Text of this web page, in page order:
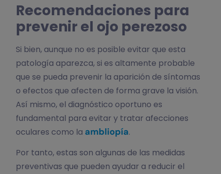
Recomendaciones para
prevenir el ojo perezoso
Si bien, aunque no es posible evitar que esta
patología aparezca, si es altamente probable
que se pueda prevenir la aparición de síntomas
o efectos que afecten de forma grave la visión.
Así mismo, el diagnóstico oportuno es
fundamental para evitar y tratar afecciones
oculares como la ambliopía.
Por tanto, estas son algunas de las medidas
preventivas que pueden ayudar a reducir el